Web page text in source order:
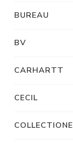
BUREAU
BV
CARHARTT
CECIL
COLLECTIONE